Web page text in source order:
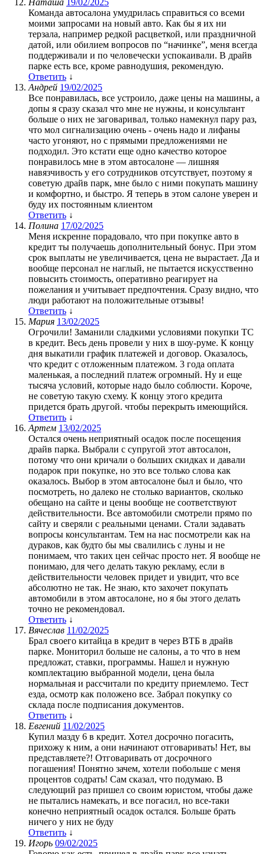
Команда автосалона умудрилась справиться со всеми
моими запросами на новый авто. Как бы я их ни
терзала, например редкой расцветкой, или праздничной
датой, или обилием вопросов по “начинке”, меня всегда
поддерживали и по человечески успокаивали. В драйв
парке есть все, кроме равнодушия, рекомендую.
Ответить ↓
Андрей 19/02/2025
Все понравилась, все устроило, даже цены на машины, а
допы я сразу сказал что мне не нужны, и консультант
больше о них не заговаривал, только намекнул пару раз,
что мол сигнализацию очень - очень надо и лифаны
часто угоняют, но с прямыми предложениями не
подходил. Это кстати еще одно качество которое
понравилось мне в этом автосалоне — лишняя
навязчивость у его сотрудников отсутствует, поэтому я
советую драйв парк, мне было с ними покупать машину
и комфортно, и быстро. Я теперь в этом салоне уверен и
буду их постоянным клиентом
Ответить ↓
Полина 17/02/2025
Меня искренне порадовало, что при покупке авто в
кредит ты получаешь дополнительный бонус. При этом
срок выплаты не увеличивается, цена не вырастает. Да и
вообще персонал не наглый, не пытается искусственно
повысить стоимость, оперативно реагирует на
пожелания и учитывает предпочтения. Сразу видно, что
люди работают на положительные отзывы!
Ответить ↓
Мария 13/02/2025
Огрочили! Заманили сладкими условиями покупки ТС
в кредит. Весь день провели у них в шоу-руме. К концу
дня выкатили график платежей и договор. Оказалось,
что кредит с отложенным платежом. 3 года оплата
маленькая, а последний платеж огромный. Ну и еще
тысяча условий, которые надо было соблюсти. Короче,
не советую такую схему. К концу этого кредита
придется брать другой. чтобы перекрыть имеющийся.
Ответить ↓
Артем 13/02/2025
Остался очень неприятный осадок после посещения
драйв парка. Выбрали с супругой этот автосалон,
потому что они кричали о больших скидках и давали
подарок при покупке, но это все только слова как
оказалось. Выбор в этом автосалоне был и было, что
посмотреть, но далеко не столько вариантов, сколько
обещано на сайте и цены вообще не соответствуют
действительности. Все автомобили смотрели прямо по
сайту и сверяли с реальными ценами. Стали задавать
вопросы консультантам. Тем на нас посмотрели как на
дураков, как будто бы мы свалились с луны и не
понимаем, что таких цен сейчас просто нет. Я вообще не
понимаю, для чего делать такую рекламу, если в
действительности человек придет и увидит, что все
абсолютно не так. Не знаю, кто захочет покупать
автомобили в этом автосалоне, но я бы этого делать
точно не рекомендовал.
Ответить ↓
Вячеслав 11/02/2025
Брал своего китайца в кредит в через ВТБ в драйв
парке. Мониторил больше не салоны, а то что в нем
предложат, ставки, программы. Нашел и нужную
комплектацию выбранной модели, цена была
нормальная и рассчитали по кредиту приемлемо. Тест
езда, осмотр как положено все. Забрал покупку со
склада после подписания документов.
Ответить ↓
Евгений 11/02/2025
Купил мазду 6 в кредит. Хотел досрочно погасить,
прихожу к ним, а они начинают отговаривать! Нет, вы
представляете?! Отговаривать от досрочного
погашения! Понятно зачем, хотели побольше с меня
процентов содрать! Сам сказал, что подумаю. В
следующий раз пришел со своим юристом, чтобы даже
не пытались намекать, и все погасил, но все-таки
конечно неприятный осадок остался. Больше брать
ничего у них не буду
Ответить ↓
Игорь 09/02/2025